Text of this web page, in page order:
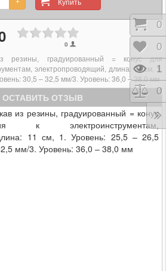
+
0
резины, градуированный = конус для
электропроводящий, длина: 11 см, 1.
30,5 – 32,5 мм/3. Уровень: 36,0 – 38,0 мм
ОСТАВИТЬ ОТЗЫВ
из резины, градуированный = конус
к электроинструментам,
11 см, 1. Уровень: 25,5 – 26,5
мм/3. Уровень: 36,0 – 38,0 мм
0
0
1
0